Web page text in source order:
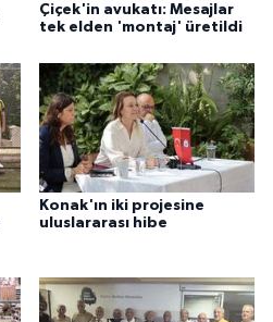
Çiçek'in avukatı: Mesajlar
tek elden 'montaj' üretildi
Konak'ın iki projesine
uluslararası hibe